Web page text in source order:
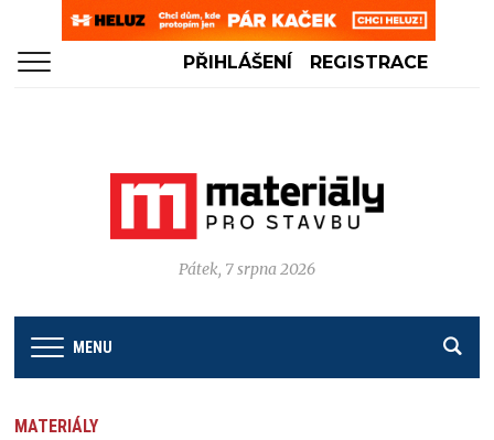
PŘIHLÁŠENÍ REGISTRACE
Pátek, 7 srpna 2026
MENU
MATERIÁLY